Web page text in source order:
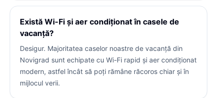
Există Wi-Fi și aer condiționat în casele de
vacanță?
Desigur. Majoritatea caselor noastre de vacanță din
Novigrad sunt echipate cu Wi-Fi rapid și aer condiționat
modern, astfel încât să poți rămâne răcoros chiar și în
mijlocul verii.